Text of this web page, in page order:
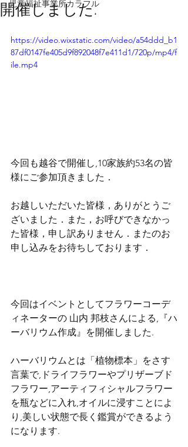
児童福祉事業所カラフル
開催しました.
https://video.wixstatic.com/video/a54ddd_b1
87df0147fe405d9f892048f7e411d1/720p/mp4/f
ile.mp4
今回も越谷で開催し,10家族約53名の皆
様にご参加頂きました．
お越しいただいた皆様，ありがとうご
ざいました．また，お呼びできなかっ
た皆様，申し訳ありません．またのお
申し込みをお待ちしております．
今回はイベントとしてフラワーコーデ
ィネーターの 山内 邦枝さんによる,『ハ
ーバリウム作成』を開催しました.
ハーバリウムとは「植物標本」をさす
言葉で,ドライフラワーやプリザーブド
フラワー,アーティフィシャルフラワー
を瓶などに入れ,オイルに浸すことによ
り,美しい状態で長く鑑賞ができるよう
になります.